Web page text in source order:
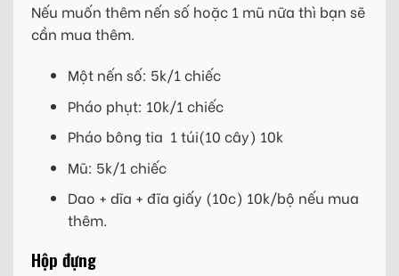
Nếu muốn thêm nến số hoặc 1 mũ nữa thì bạn sẽ
cần mua thêm.
Một nến số: 5k/1 chiếc
Pháo phụt: 10k/1 chiếc
Pháo bông tia 1 túi(10 cây) 10k
Mũ: 5k/1 chiếc
Dao + dĩa + đĩa giấy (10c) 10k/bộ nếu mua
thêm.
Hộp đựng